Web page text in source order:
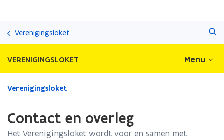
gaan
Verenigingsloket
VERENIGINGSLOKET Menu
Gedaan
bevindt
Verenigingsloket
Contact en overleg
Het Verenigingsloket wordt voor en samen met